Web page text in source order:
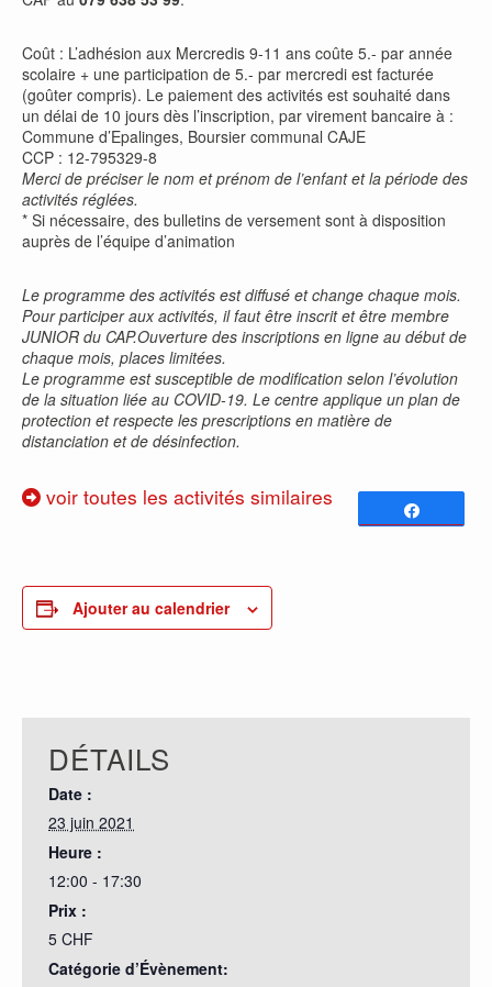
Coût : L’adhésion aux Mercredis 9-11 ans coûte 5.- par année
scolaire + une participation de 5.- par mercredi est facturée
(goûter compris). Le paiement des activités est souhaité dans
un délai de 10 jours dès l’inscription, par virement bancaire à :
Commune d’Epalinges, Boursier communal CAJE
CCP : 12-795329-8
Merci de préciser le nom et prénom de l’enfant et la période des
activités réglées.
* Si nécessaire, des bulletins de versement sont à disposition
auprès de l’équipe d’animation
Le programme des activités est diffusé et change chaque mois.
Pour participer aux activités, il faut être inscrit et être membre
JUNIOR du CAP.Ouverture des inscriptions en ligne au début de
chaque mois, places limitées.
Le programme est susceptible de modification selon l’évolution
de la situation liée au COVID-19. Le centre applique un plan de
protection et respecte les prescriptions en matière de
distanciation et de désinfection.
voir toutes les activités similaires
Ajouter au calendrier
DÉTAILS
Date :
23 juin 2021
Heure :
12:00 - 17:30
Prix :
5 CHF
Catégorie d’Évènement: